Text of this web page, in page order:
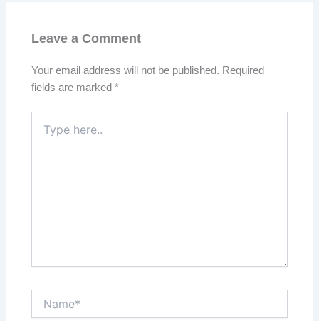
Leave a Comment
Your email address will not be published. Required
fields are marked*
here..